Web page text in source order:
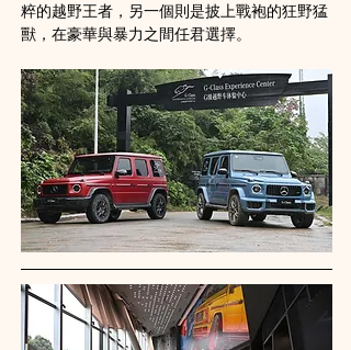
粹的越野王者，另一個則是披上戰袍的狂野猛
獸，在豪華與暴力之間任君選擇。